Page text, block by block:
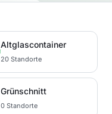
Altglascontainer
20 Standorte
Grünschnitt
0 Standorte